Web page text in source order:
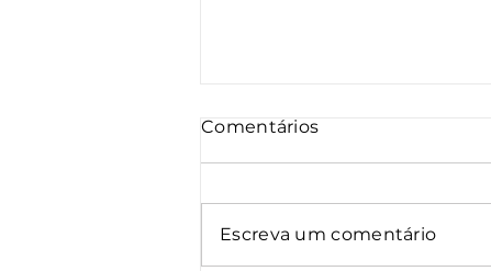
Comentários
Escreva um comentário